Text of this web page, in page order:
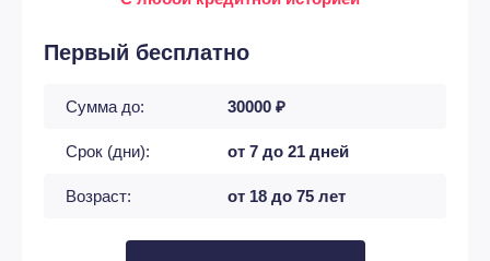
Первый бесплатно
Сумма до: 30000 ₽
Срок (дни): от 7 до 21 дней
Возраст: от 18 до 75 лет